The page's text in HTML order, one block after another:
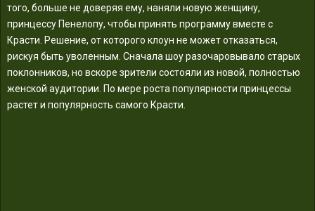
того, больше не доверяя ему, наняли новую женщину,
принцессу Пенелопу, чтобы принять программу вместе с
Красти. Решение, от которого клоун не может отказаться,
рискуя быть уволенным. Сначала шоу разочаровывало старых
поклонников, но вскоре зрители состояли из новой, полностью
женской аудитории. По мере роста популярности принцессы
растет и популярность самого Красти.